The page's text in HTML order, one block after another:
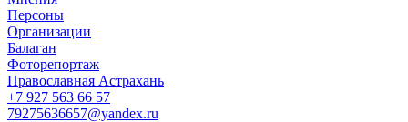
Персоны
Организации
Балаган
Фоторепортаж
Православная Астрахань
+7 927 563 66 57
79275636657@yandex.ru